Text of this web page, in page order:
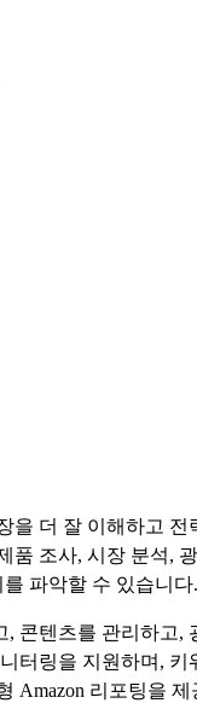
을 더 잘 이해하고
조사, 시장 분석,
파악할 수 있습니다.
콘텐츠를 관리하고
터링을 지원하며,
Amazon 리포팅을